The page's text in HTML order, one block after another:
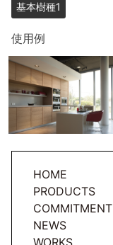
基本樹種1
使用例
HOME
PRODUCTS
COMMITMENT
NEWS